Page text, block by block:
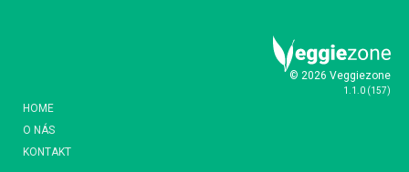
© 2026 Veggiezone
1.1.0 (157)
HOME
O NÁS
KONTAKT